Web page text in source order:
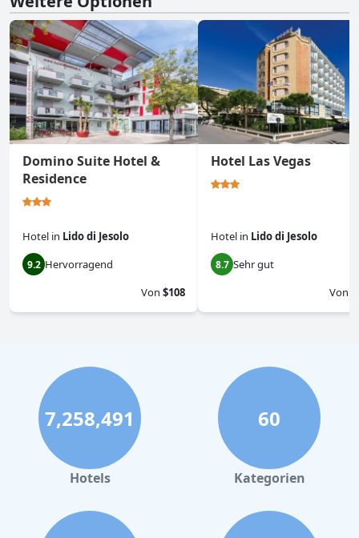
Domino Suite Hotel &
Residence
Hotel in Lido di Jesolo
9.2 Hervorragend
Von $108
Hotel Las Vegas
Hotel in Lido di Jesolo
8.7 Sehr gut
Von
7,258,491
Hotels
60
Kategorien